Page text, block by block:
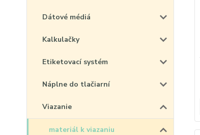
Dátové médiá
Kalkulačky
Etiketovací systém
Náplne do tlačiarní
Viazanie
materiál k viazaniu